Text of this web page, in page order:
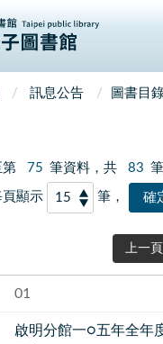
訊息公告 圖書目
第 75 筆資料，共 83
頁顯示 筆，
上一頁
01
啟明分館一○五年全年